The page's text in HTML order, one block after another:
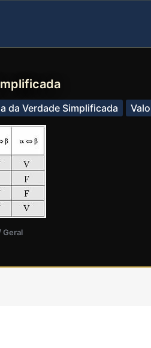
da Verdade Simplificada
Geral